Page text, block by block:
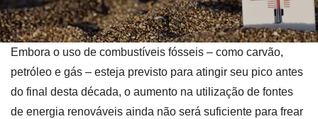
Embora o uso de combustíveis fósseis – como carvão,
petróleo e gás – esteja previsto para atingir seu pico antes
do final desta década, o aumento na utilização de fontes
de energia renováveis ainda não será suficiente para frear